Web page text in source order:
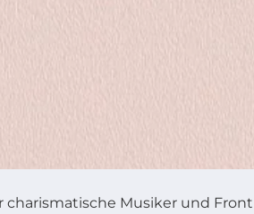
charismatische Musiker und